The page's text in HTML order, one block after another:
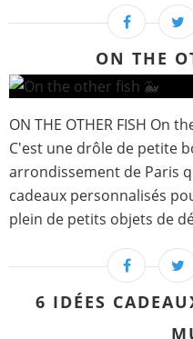
ON THE
ON THE OTHER FISH On
C'est une drôle de petite
arrondissement de Paris
cadeaux personnalisés
plein de petits objets de
6 IDÉES